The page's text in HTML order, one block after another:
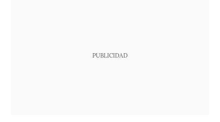
PUBLICIDAD